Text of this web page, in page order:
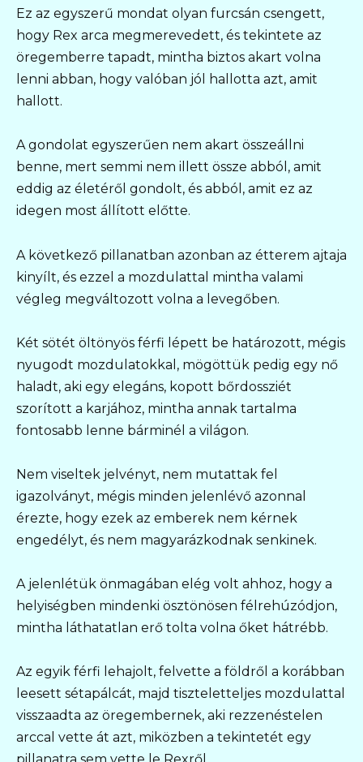
Ez az egyszerű mondat olyan furcsán csengett,
hogy Rex arca megmerevedett, és tekintete az
öregemberre tapadt, mintha biztos akart volna
lenni abban, hogy valóban jól hallotta azt, amit
hallott.
A gondolat egyszerűen nem akart összeállni
benne, mert semmi nem illett össze abból, amit
eddig az életéről gondolt, és abból, amit ez az
idegen most állított előtte.
A következő pillanatban azonban az étterem ajtaja
kinyílt, és ezzel a mozdulattal mintha valami
végleg megváltozott volna a levegőben.
Két sötét öltönyös férfi lépett be határozott, mégis
nyugodt mozdulatokkal, mögöttük pedig egy nő
haladt, aki egy elegáns, kopott bőrdossziét
szorított a karjához, mintha annak tartalma
fontosabb lenne bárminél a világon.
Nem viseltek jelvényt, nem mutattak fel
igazolványt, mégis minden jelenlévő azonnal
érezte, hogy ezek az emberek nem kérnek
engedélyt, és nem magyarázkodnak senkinek.
A jelenlétük önmagában elég volt ahhoz, hogy a
helyiségben mindenki ösztönösen félrehúzódjon,
mintha láthatatlan erő tolta volna őket hátrébb.
Az egyik férfi lehajolt, felvette a földről a korábban
leesett sétapálcát, majd tiszteletteljes mozdulattal
visszaadta az öregembernek, aki rezzenéstelen
arccal vette át azt, miközben a tekintetét egy